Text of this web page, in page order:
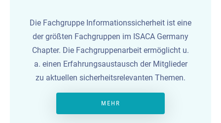
Die Fachgruppe Informationssicherheit ist eine
der größten Fachgruppen im ISACA Germany
Chapter. Die Fachgruppenarbeit ermöglicht u.
a. einen Erfahrungsaustausch der Mitglieder
zu aktuellen sicherheitsrelevanten Themen.
MEHR